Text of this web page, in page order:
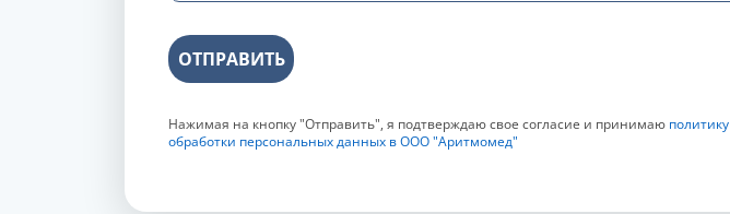
ОТПРАВИТЬ
Нажимая на кнопку "Отправить", я подтверждаю свое согласие и принимаю политику
обработки персональных данных в ООО "Аритмомед"